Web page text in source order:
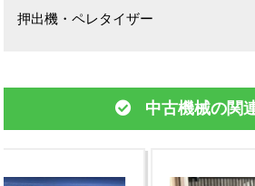
押出機・ペレタイザー
中古機械の関